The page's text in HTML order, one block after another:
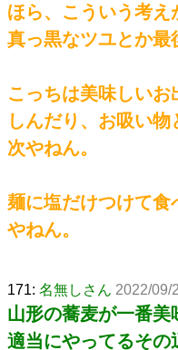
ほら、こういう考え
真っ黒なツユとか最
こっちは美味しい
しんだり、お吸い
次やねん。
麺に塩だけつけて食
やねん。
171: 名無しさん 2022/09/
山形の蕎麦が一番美
適当にやってるその